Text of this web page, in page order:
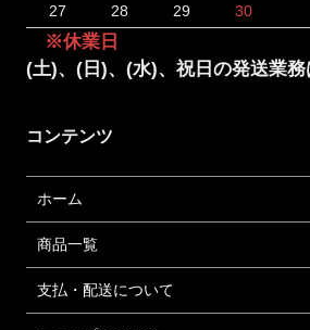
27
28 29 30
※休業日
(土)、(日)、(水)、祝日の発送業務
コンテンツ
ホーム
商品一覧
支払・配送について